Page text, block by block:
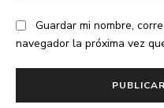
Guardar mi nombre,
navegador la próxima vez